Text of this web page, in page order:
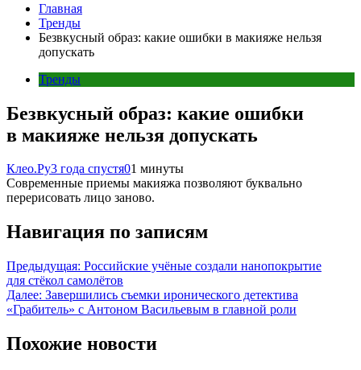
Главная
Тренды
Безвкусный образ: какие ошибки в макияже нельзя
допускать
Тренды
Безвкусный образ: какие ошибки
в макияже нельзя допускать
Клео.Ру3 года спустя01 минуты
Современные приемы макияжа позволяют буквально
перерисовать лицо заново.
Навигация по записям
Предыдущая: Российские учёные создали нанопокрытие
для стёкол самолётов
Далее: Завершились съемки иронического детектива
«Грабитель» с Антоном Васильевым в главной роли
Похожие новости